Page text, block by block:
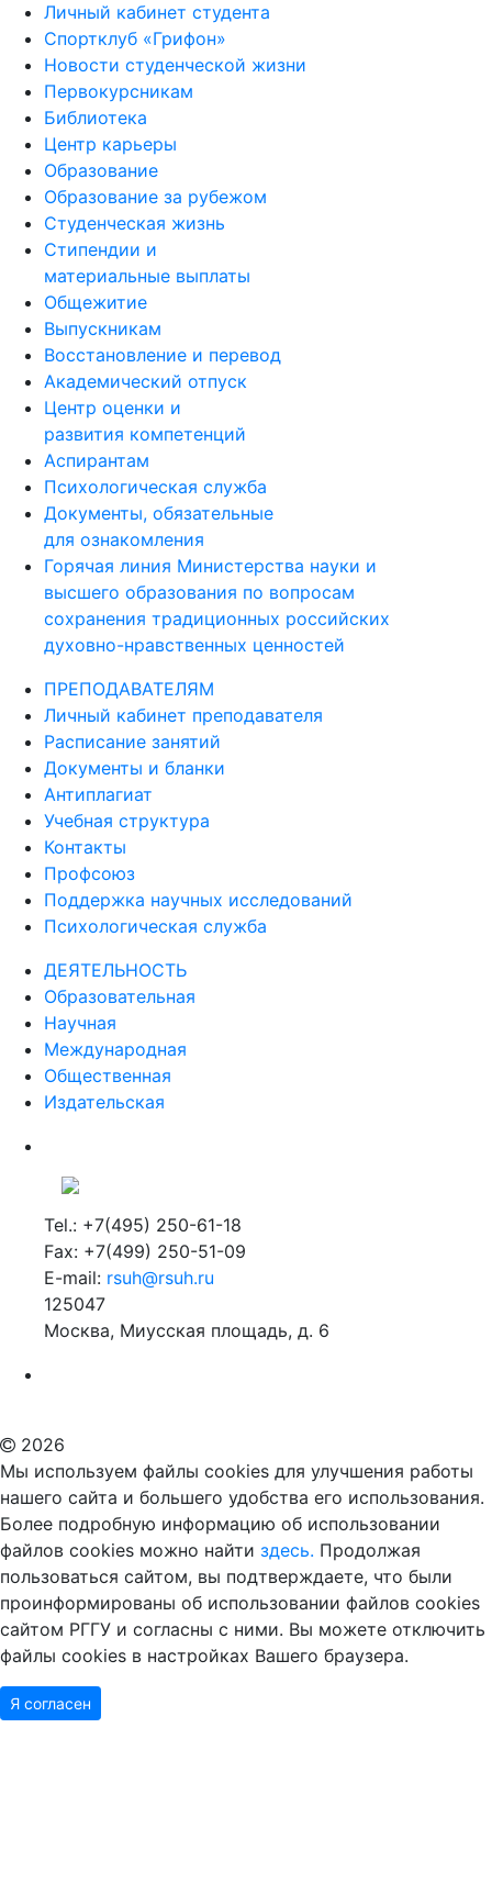
Личный кабинет студента
Спортклуб «Грифон»
Новости студенческой жизни
Первокурсникам
Библиотека
Центр карьеры
Образование
Образование за рубежом
Студенческая жизнь
Стипендии и
материальные выплаты
Общежитие
Выпускникам
Восстановление и перевод
Академический отпуск
Центр оценки и
развития компетенций
Аспирантам
Психологическая служба
Документы, обязательные
для ознакомления
Горячая линия Министерства науки и
высшего образования по вопросам
сохранения традиционных российских
духовно-нравственных ценностей
ПРЕПОДАВАТЕЛЯМ
Личный кабинет преподавателя
Расписание занятий
Документы и бланки
Антиплагиат
Учебная структура
Контакты
Профсоюз
Поддержка научных исследований
Психологическая служба
ДЕЯТЕЛЬНОСТЬ
Образовательная
Научная
Международная
Общественная
Издательская
Tel.: +7(495) 250-61-18
Fax: +7(499) 250-51-09
E-mail: rsuh@rsuh.ru
125047
Москва, Миусская площадь, д. 6
2026
Мы используем файлы cookies для улучшения работы
нашего сайта и большего удобства его использования.
Более подробную информацию об использовании
файлов cookies можно найти здесь. Продолжая
пользоваться сайтом, вы подтверждаете, что были
проинформированы об использовании файлов cookies
сайтом РГГУ и согласны с ними. Вы можете отключить
файлы cookies в настройках Вашего браузера.
Я согласен